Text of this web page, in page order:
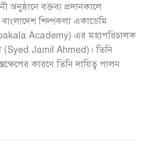
অনুষ্ঠানে বক্তব্য প্রদানকালে
শিল্পকলা একাডেমি
Academy) এর মহাপরিচালক
(Syed Jamil Ahmed)। তিনি
কারণে তিনি দায়িত্ব পালন